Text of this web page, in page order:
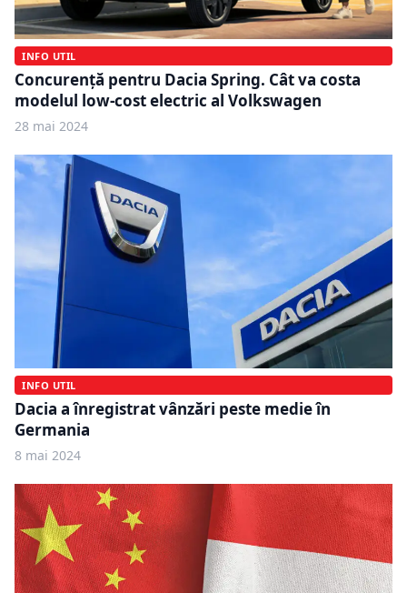
INFO UTIL
Concurență pentru Dacia Spring. Cât va costa
modelul low-cost electric al Volkswagen
28 mai 2024
INFO UTIL
Dacia a înregistrat vânzări peste medie în
Germania
8 mai 2024